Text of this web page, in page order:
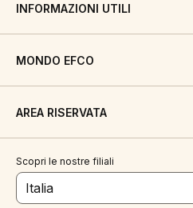
INFORMAZIONI UTILI
MONDO EFCO
AREA RISERVATA
Scopri le nostre filiali
Italia